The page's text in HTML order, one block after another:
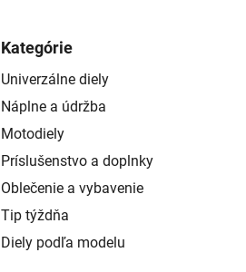
Kategórie
Univerzálne diely
Náplne a údržba
Motodiely
Príslušenstvo a doplnky
Oblečenie a vybavenie
Tip týždňa
Diely podľa modelu